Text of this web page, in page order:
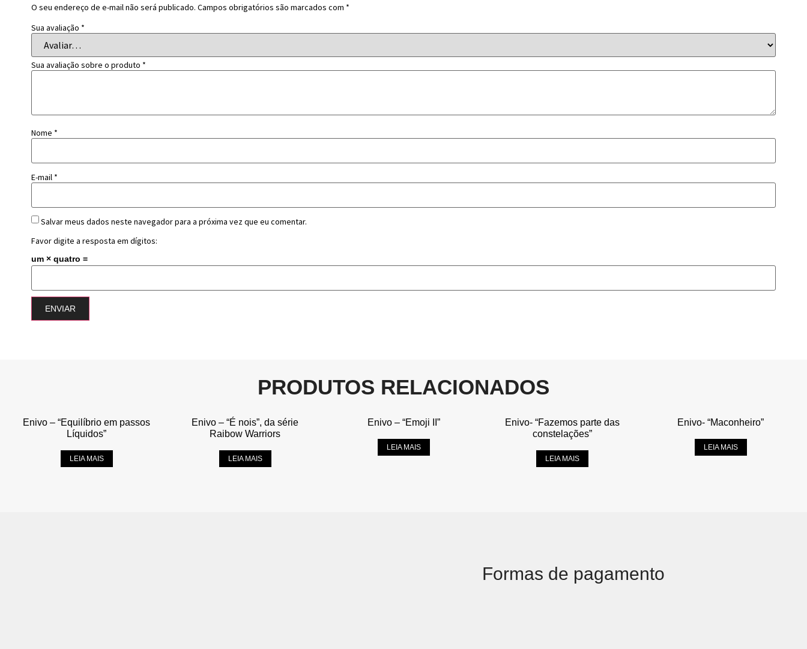
O seu endereço de e-mail não será publicado. Campos obrigatórios são marcados com *
Sua avaliação *
Sua avaliação sobre o produto *
Nome *
E-mail *
Salvar meus dados neste navegador para a próxima vez que eu comentar.
Favor digite a resposta em dígitos:
um × quatro =
PRODUTOS RELACIONADOS
Enivo – “Equilíbrio em passos
Líquidos”
LEIA MAIS
Enivo – “É nois”, da série
Raibow Warriors
LEIA MAIS
Enivo – “Emoji II”
LEIA MAIS
Enivo- “Fazemos parte das
constelações”
LEIA MAIS
Enivo- “Maconheiro”
LEIA MAIS
Formas de pagamento